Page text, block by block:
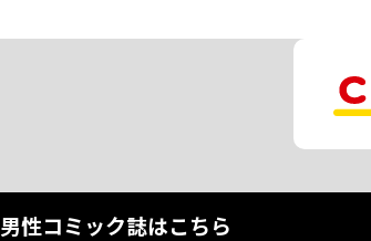
男性コミック誌はこちら